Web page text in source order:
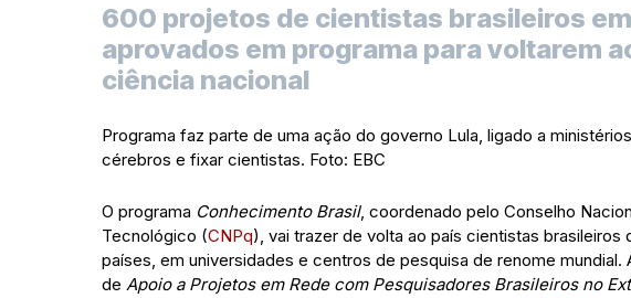
600 projetos de cientistas brasileiros
aprovados em programa para voltarem
ciência nacional
Programa faz parte de uma ação do governo Lula, ligado a
cérebros e fixar cientistas. Foto: EBC
O programa Conhecimento Brasil, coordenado pelo Conselho
Tecnológico (CNPq), vai trazer de volta ao país cientistas
países, em universidades e centros de pesquisa de renome
de Apoio a Projetos em Rede com Pesquisadores Brasileiros no